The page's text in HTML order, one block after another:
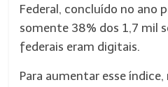
Federal, concluído no ano
somente 38% dos 1,7 mil
federais eram digitais.
Para aumentar esse